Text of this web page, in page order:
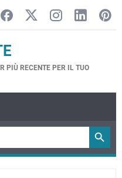
PIÙ RECENTE PER IL TUO